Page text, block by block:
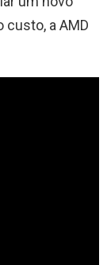
custo, a AMD